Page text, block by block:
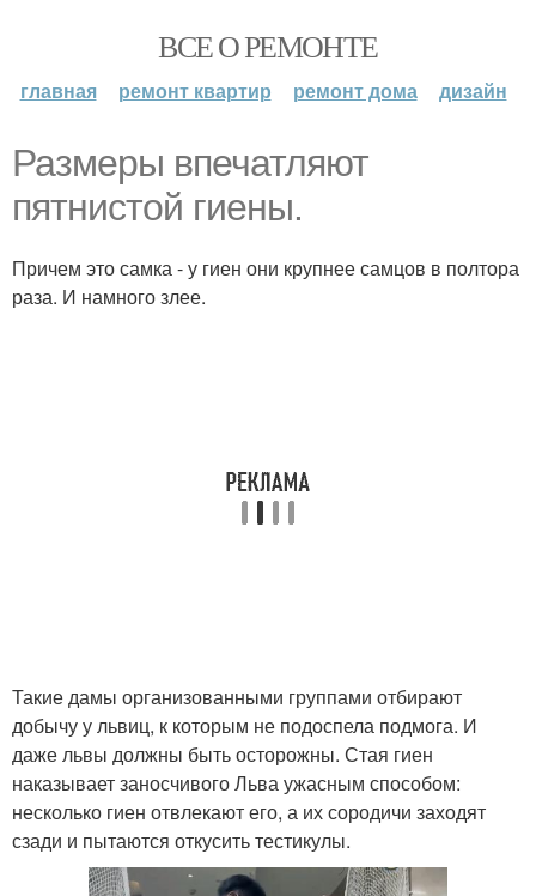
ВСЕ О РЕМОНТЕ
главная ремонт квартир ремонт дома дизайн
Размеры впечатляют
пятнистой гиены.
Причем это самка - у гиен они крупнее самцов в полтора
раза. И намного злее.
Такие дамы организованными группами отбирают
добычу у львиц, к которым не подоспела подмога. И
даже львы должны быть осторожны. Стая гиен
наказывает заносчивого Льва ужасным способом:
несколько гиен отвлекают его, а их сородичи заходят
сзади и пытаются откусить тестикулы.